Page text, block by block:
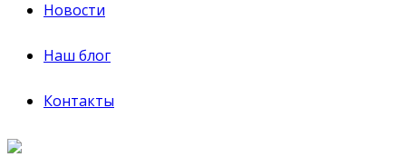
Новости
Наш блог
Контакты